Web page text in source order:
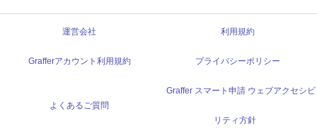
運営会社 利用規約
Grafferアカウント利用規約 プライバシーポリシー
よくあるご質問
Graffer スマート申請 ウェブアクセシビ
リティ方針